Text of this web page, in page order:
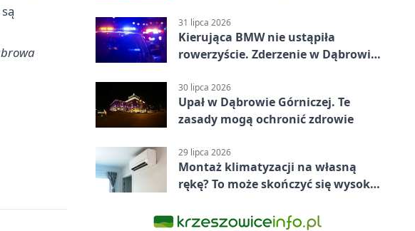
31 lipca 2026
Kierująca BMW nie ustąpiła
rowerzyście. Zderzenie w Dąbrowie
30 lipca 2026
Upał w Dąbrowie Górniczej. Te
zasady mogą ochronić zdrowie
29 lipca 2026
Montaż klimatyzacji na własną
rękę? To może skończyć się wysoką